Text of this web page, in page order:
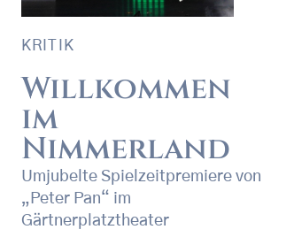
KRITIK
Willkommen
im
Nimmerland
Umjubelte Spielzeitpremiere von
„Peter Pan“ im
Gärtnerplatztheater